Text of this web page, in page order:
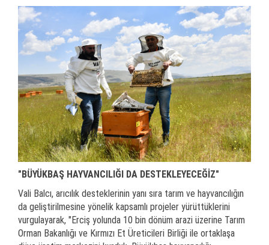
"BÜYÜKBAŞ HAYVANCILIĞI DA DESTEKLEYECEĞİZ"
Vali Balcı, arıcılık desteklerinin yanı sıra tarım ve hayvancılığın
da geliştirilmesine yönelik kapsamlı projeler yürüttüklerini
vurgulayarak, "Erciş yolunda 10 bin dönüm arazi üzerine Tarım
Orman Bakanlığı ve Kırmızı Et Üreticileri Birliği ile ortaklaşa